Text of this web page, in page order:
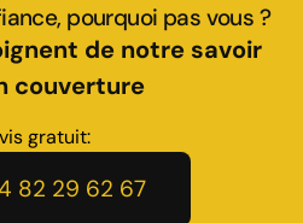
pourquoi pas vous ?
de notre savoir
couverture
gratuit:
82 29 62 67